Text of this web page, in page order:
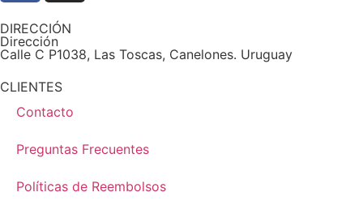
DIRECCIÓN
Dirección
Calle C P1038, Las Toscas, Canelones. Uruguay
CLIENTES
Contacto
Preguntas Frecuentes
Políticas de Reembolsos